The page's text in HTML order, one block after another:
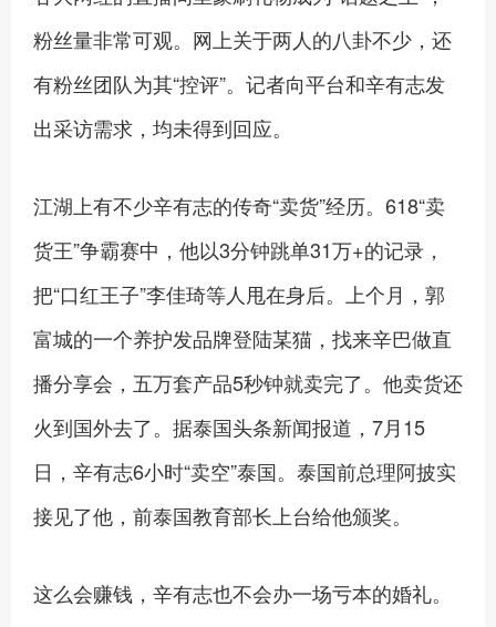
粉丝量非常可观。网上关于两人的八卦不少，还
有粉丝团队为其“控评”。记者向平台和辛有志发
出采访需求，均未得到回应。
江湖上有不少辛有志的传奇“卖货”经历。618“卖
货王”争霸赛中，他以3分钟跳单31万+的记录，
把“口红王子”李佳琦等人甩在身后。上个月，郭
富城的一个养护发品牌登陆某猫，找来辛巴做直
播分享会，五万套产品5秒钟就卖完了。他卖货还
火到国外去了。据泰国头条新闻报道，7月15
日，辛有志6小时“卖空”泰国。泰国前总理阿披实
接见了他，前泰国教育部长上台给他颁奖。
这么会赚钱，辛有志也不会办一场亏本的婚礼。